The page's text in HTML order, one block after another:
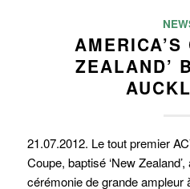
AMERICA’S
ZEALAND’
21.07.2012. Le tout premier
Coupe, baptisé ‘New
cérémonie de grande ampleur